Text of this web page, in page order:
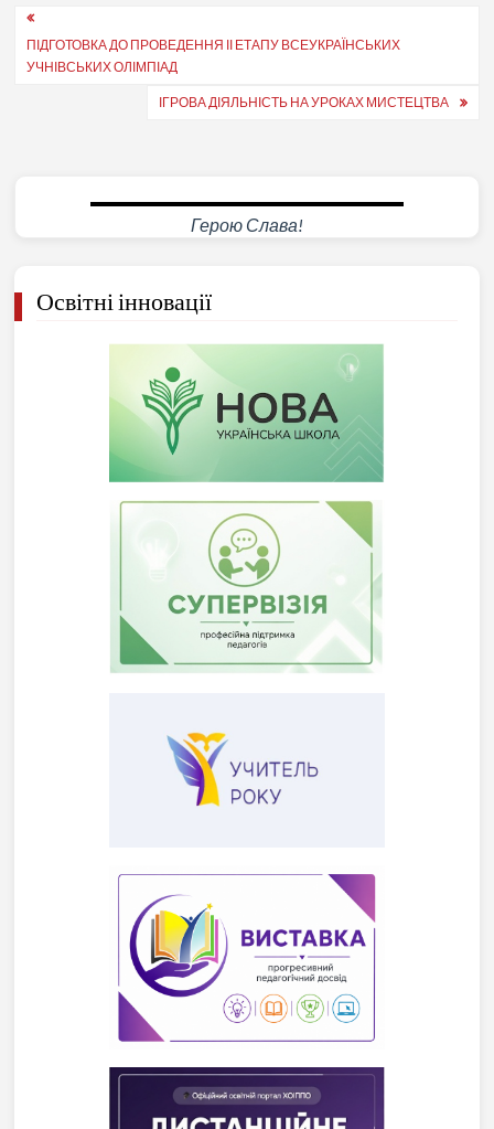
Навігація
записів
ПІДГОТОВКА ДО ПРОВЕДЕННЯ ІІ ЕТАПУ ВСЕУКРАЇНСЬКИХ
УЧНІВСЬКИХ ОЛІМПІАД
ІГРОВА ДІЯЛЬНІСТЬ НА УРОКАХ МИСТЕЦТВА
Герою Слава!
Освітні інновації